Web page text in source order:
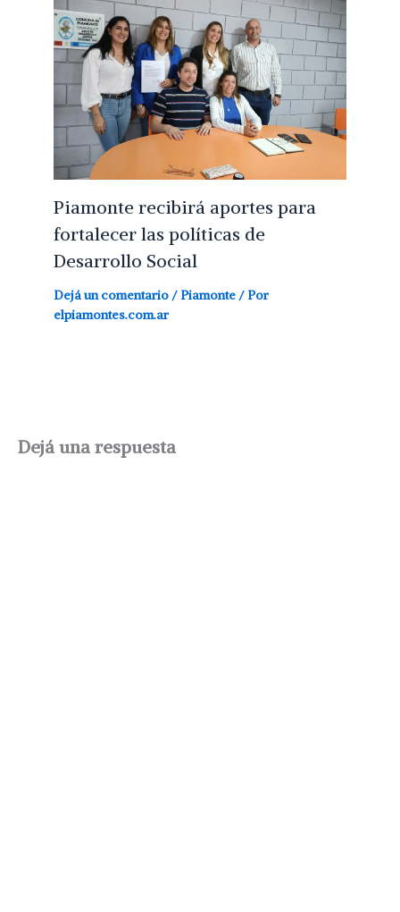
Piamonte recibirá aportes para
fortalecer las políticas de
Desarrollo Social
Dejá un comentario /Piamonte / Por
elpiamontes.com.ar
Dejá una respuesta